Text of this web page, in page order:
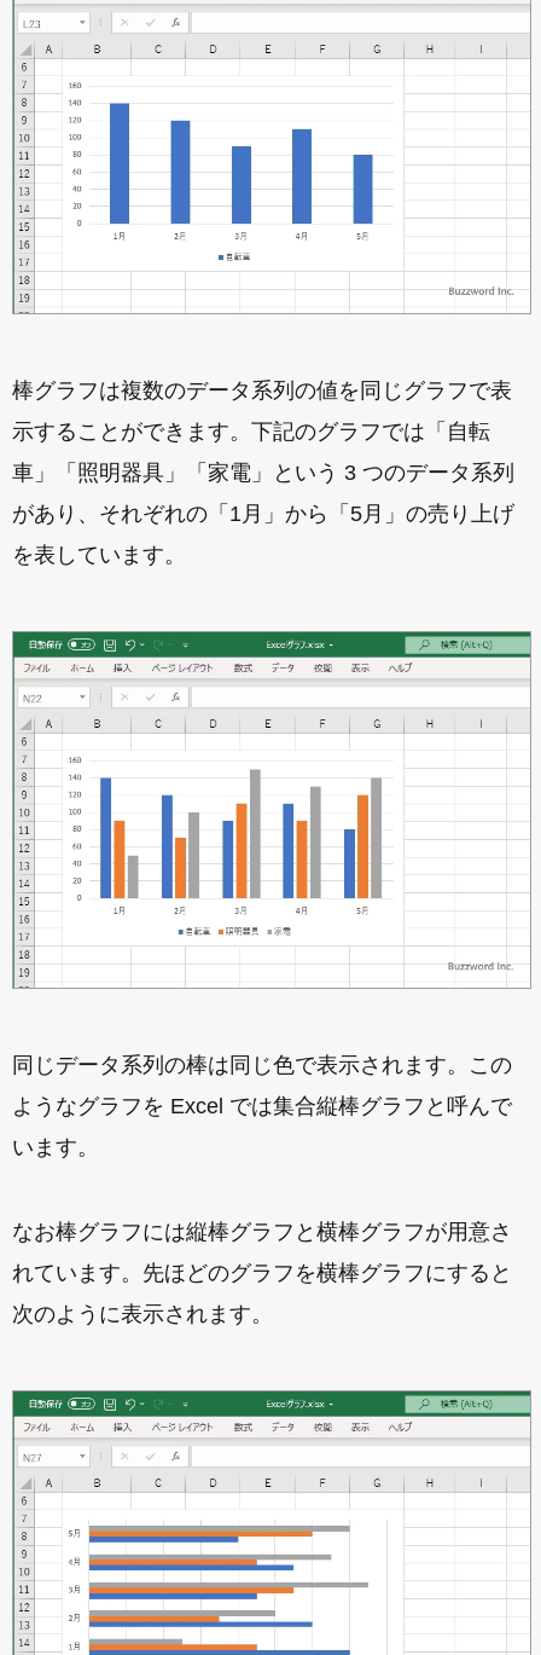
棒グラフは複数のデータ系列の値を同じグラフで表
示することができます。下記のグラフでは「自転
車」「照明器具」「家電」という 3 つのデータ系列
があり、それぞれの「1月」から「5月」の売り上げ
を表しています。
同じデータ系列の棒は同じ色で表示されます。この
ようなグラフを Excel では集合縦棒グラフと呼んで
います。
なお棒グラフには縦棒グラフと横棒グラフが用意さ
れています。先ほどのグラフを横棒グラフにすると
次のように表示されます。